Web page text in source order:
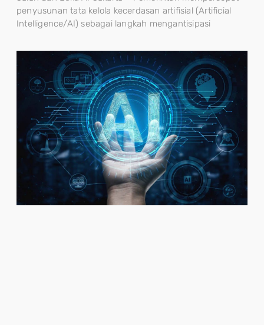
penyusunan tata kelola kecerdasan artifisial (Artificial
Intelligence/AI) sebagai langkah mengantisipasi